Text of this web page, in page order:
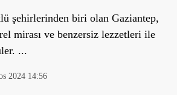
şehirlerinden biri olan Gaziantep,
mirası ve benzersiz lezzetleri ile
...
2024 14:56